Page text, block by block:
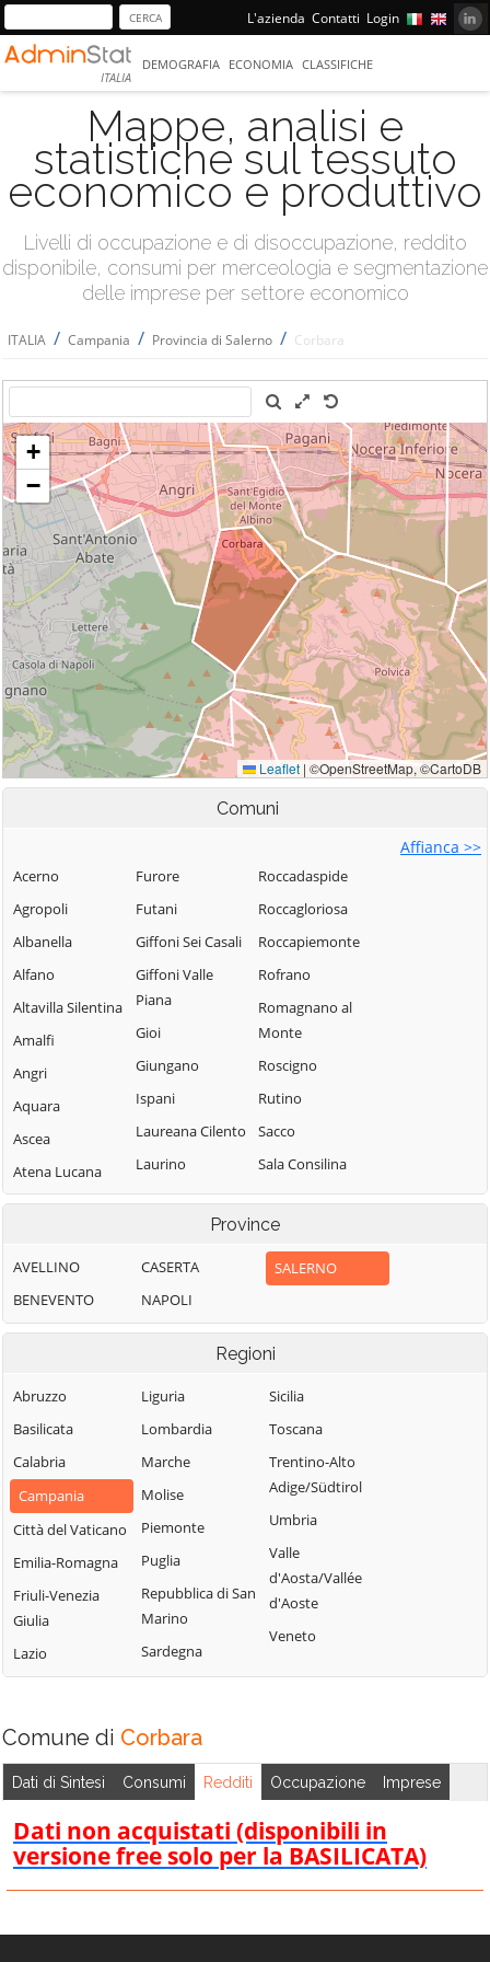
L'azienda Contatti Login
ITALIA
DEMOGRAFIA ECONOMIA CLASSIFICHE
Mappe, analisi e
statistiche sul tessuto
economico e produttivo
Livelli di occupazione e di disoccupazione, reddito
disponibile, consumi per merceologia e segmentazione
delle imprese per settore economico
ITALIA / Campania / Provincia di Salerno / Corbara
Comuni
Affianca >>
Acerno
Agropoli
Albanella
Alfano
Altavilla Silentina
Amalfi
Angri
Aquara
Ascea
Atena Lucana
Atrani
Baronissi
Battipaglia
Bellizzi
Bracigliano
Buccino
Buonabitacolo
Caggiano
Calvanico
Camerota
Campagna
Campora
Cannalonga
Casalbuono
Casaletto
Spartano
Giorgio
Furore
Futani
Giffoni Sei Casali
Giffoni Valle
Piana
Gioi
Giungano
Ispani
Laureana Cilento
Laurino
Laurito
Lustra
Magliano Vetere
Maiori
Mercato San
Severino
Minori
Moio della
Giacomo
Montecorice
Pugliano
Monteforte
Cilento
Marcellana
Morigerati
Nocera Superiore
Roccadaspide
Roccagloriosa
Roccapiemonte
Rofrano
Romagnano al
Monte
Roscigno
Rutino
Sacco
Sala Consilina
Salento
Salerno
Salvitelle
Picentino
San Giovanni a
Magno
San Mango
Piemonte
San Marzano sul
Sarno
San Mauro
Cilento
San Mauro la
San Rufo
San Valentino
Torio
Sant'Angelo a
Fasanella
Sant'Egidio del
Province
AVELLINO
BENEVENTO
CASERTA
NAPOLI
SALERNO
Regioni
Abruzzo
Basilicata
Calabria
Campania
Città del Vaticano
Emilia-Romagna
Friuli-Venezia
Giulia
Lazio
Liguria
Lombardia
Marche
Molise
Piemonte
Puglia
Repubblica di San
Marino
Sardegna
Sicilia
Toscana
Trentino-Alto
Adige/Südtirol
Umbria
Valle
d'Aosta/Vallée
d'Aoste
Veneto
Comune di Corbara
Dati di Sintesi Consumi Redditi Occupazione Imprese
Dati non acquistati (disponibili in
versione free solo per la BASILICATA)